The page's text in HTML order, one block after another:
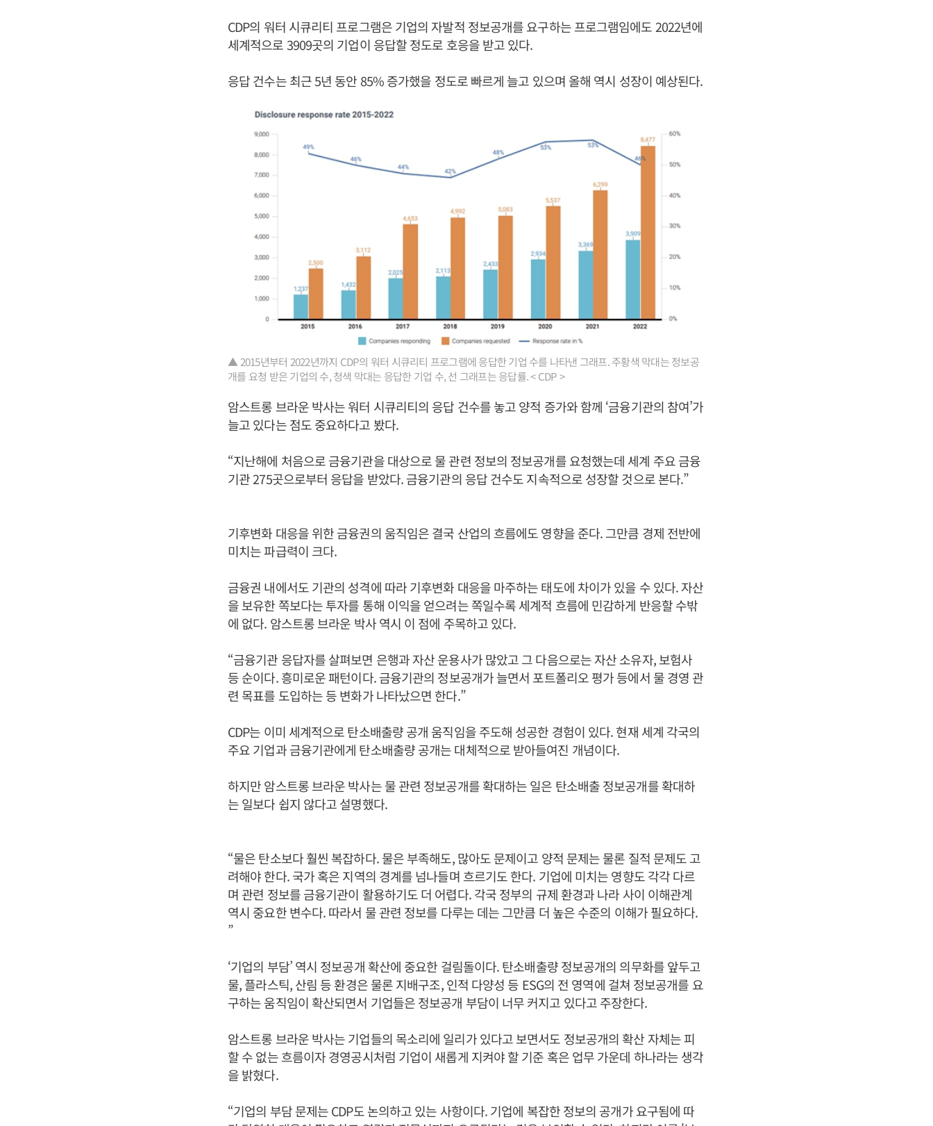
CDP의 워터 시큐리티 프로그램은 기업의 자발적 정보공개를 요구하는 프로그램임에도 2022년에
세계적으로 3909곳의 기업이 응답할 정도로 호응을 받고 있다.
응답 건수는 최근 5년 동안 85% 증가했을 정도로 빠르게 늘고 있으며 올해 역시 성장이 예상된다.
▲ 2015년부터 2022년까지 CDP의 워터 시큐리티 프로그램에 응답한 기업 수를 나타낸 그래프. 주황색 막대는 정보공
개를 요청 받은 기업의 수, 청색 막대는 응답한 기업 수, 선 그래프는 응답률. < CDP >
암스트롱 브라운 박사는 워터 시큐리티의 응답 건수를 놓고 양적 증가와 함께 ‘금융기관의 참여’가
늘고 있다는 점도 중요하다고 봤다.
“지난해에 처음으로 금융기관을 대상으로 물 관련 정보의 정보공개를 요청했는데 세계 주요 금융
기관 275곳으로부터 응답을 받았다. 금융기관의 응답 건수도 지속적으로 성장할 것으로 본다.”
기후변화 대응을 위한 금융권의 움직임은 결국 산업의 흐름에도 영향을 준다. 그만큼 경제 전반에
미치는 파급력이 크다.
금융권 내에서도 기관의 성격에 따라 기후변화 대응을 마주하는 태도에 차이가 있을 수 있다. 자산
을 보유한 쪽보다는 투자를 통해 이익을 얻으려는 쪽일수록 세계적 흐름에 민감하게 반응할 수밖
에 없다. 암스트롱 브라운 박사 역시 이 점에 주목하고 있다.
“금융기관 응답자를 살펴보면 은행과 자산 운용사가 많았고 그 다음으로는 자산 소유자, 보험사
등 순이다. 흥미로운 패턴이다. 금융기관의 정보공개가 늘면서 포트폴리오 평가 등에서 물 경영 관
련 목표를 도입하는 등 변화가 나타났으면 한다.”
CDP는 이미 세계적으로 탄소배출량 공개 움직임을 주도해 성공한 경험이 있다. 현재 세계 각국의
주요 기업과 금융기관에게 탄소배출량 공개는 대체적으로 받아들여진 개념이다.
하지만 암스트롱 브라운 박사는 물 관련 정보공개를 확대하는 일은 탄소배출 정보공개를 확대하
는 일보다 쉽지 않다고 설명했다.
“물은 탄소보다 훨씬 복잡하다. 물은 부족해도, 많아도 문제이고 양적 문제는 물론 질적 문제도 고
려해야 한다. 국가 혹은 지역의 경계를 넘나들며 흐르기도 한다. 기업에 미치는 영향도 각각 다르
며 관련 정보를 금융기관이 활용하기도 더 어렵다. 각국 정부의 규제 환경과 나라 사이 이해관계
역시 중요한 변수다. 따라서 물 관련 정보를 다루는 데는 그만큼 더 높은 수준의 이해가 필요하다.
”
‘기업의 부담’ 역시 정보공개 확산에 중요한 걸림돌이다. 탄소배출량 정보공개의 의무화를 앞두고
물, 플라스틱, 산림 등 환경은 물론 지배구조, 인적 다양성 등 ESG의 전 영역에 걸쳐 정보공개를 요
구하는 움직임이 확산되면서 기업들은 정보공개 부담이 너무 커지고 있다고 주장한다.
암스트롱 브라운 박사는 기업들의 목소리에 일리가 있다고 보면서도 정보공개의 확산 자체는 피
할 수 없는 흐름이자 경영공시처럼 기업이 새롭게 지켜야 할 기준 혹은 업무 가운데 하나라는 생각
을 밝혔다.
“기업의 부담 문제는 CDP도 논의하고 있는 사항이다. 기업에 복잡한 정보의 공개가 요구됨에 따